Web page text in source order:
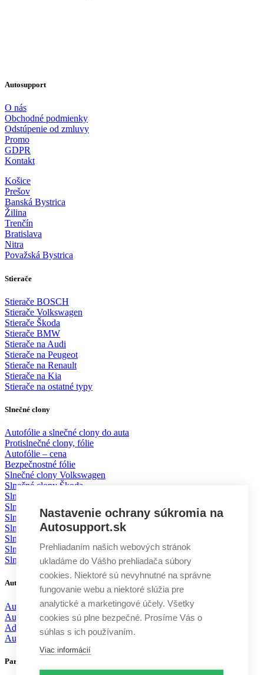
Autosupport
O nás
Obchodné podmienky
Odstúpenie od zmluvy
Promo
GDPR
Kontakt
Košice
Prešov
Banská Bystrica
Žilina
Trenčín
Bratislava
Nitra
Považská Bystrica
Stierače
Stierače BOSCH
Stierače Volkswagen
Stierače Škoda
Stierače BMW
Stierače na Audi
Stierače na Peugeot
Stierače na Renault
Stierače na Kia
Stierače na ostatné typy
Slnečné clony
Autofólie a slnečné clony do auta
Protislnečné clony, fólie
Autofólie – cena
Bezpečnostné fólie
Slnečné clony Volkswagen
Slnečné clony Škoda
Slnečné clony BMW
Slnečné clony Mercedes
Slnečné clony Mazda
Slnečné clony Toyota
Slnečné clony Ford
Slnečné clony KIA
Slnečné clony Volvo
Autodoplnky
Autochémia
Autokozmetika
Aditíva
Autodoplnky
Partneri
Nastavenie ochrany súkromia na
Autosupport.sk
Prehliadaním našich webových stránok
ukladáme do Vášho prehliadača súbory
cookies. Niektoré sú nevyhnutné na správne
fungovanie webu a niektoré slúžia pre
analytické a marketingové účely. Všetky
cookies sú plne bezpečné. Prosíme Vás o
súhlas s ich používaním.
Viac informácií